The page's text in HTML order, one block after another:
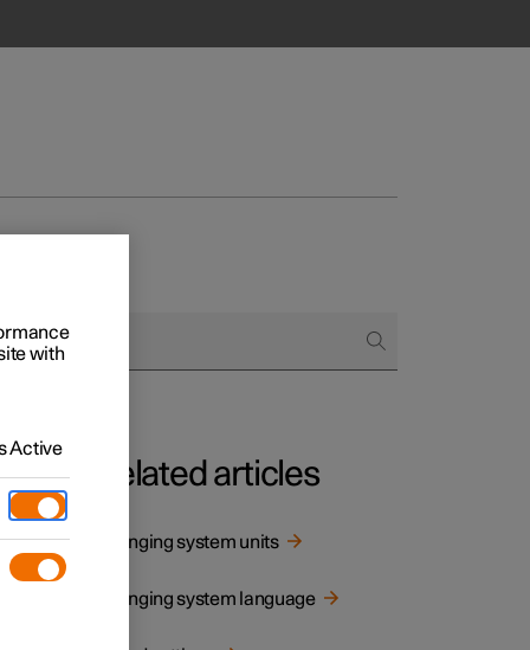
Related articles
Changing system units
Changing system language
with
Active